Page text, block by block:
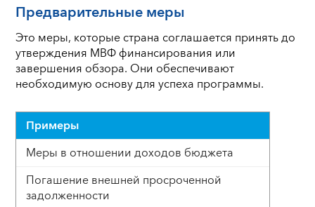
Предварительные меры
Это меры, которые страна соглашается принять до
утверждения МВФ финансирования или
завершения обзора. Они обеспечивают
необходимую основу для успеха программы.
Примеры
Меры в отношении доходов бюджета
Погашение внешней просроченной
задолженности